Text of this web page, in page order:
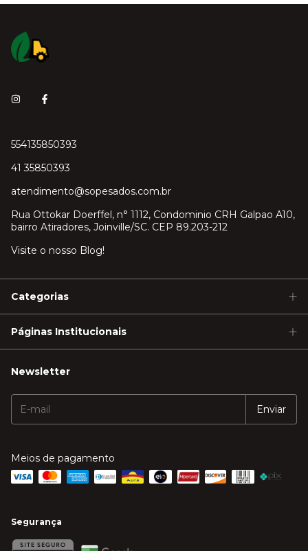
554135850393
41 35850393
atendimento@sopesados.com.br
Rua Ottokar Doerffel, n° 1112, Condominio CRH Galpao A10,
bairro Atiradores, Joinville/SC. CEP 89.203-212
Visite o nosso Blog!
Categorias
Páginas Institucionais
Newsletter
Meios de pagamento
Segurança